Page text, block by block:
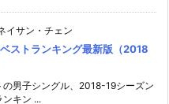
イサン・チェン
ストランキング最新版（2018
の男子シングル、2018-19シーズン
ンキン ...